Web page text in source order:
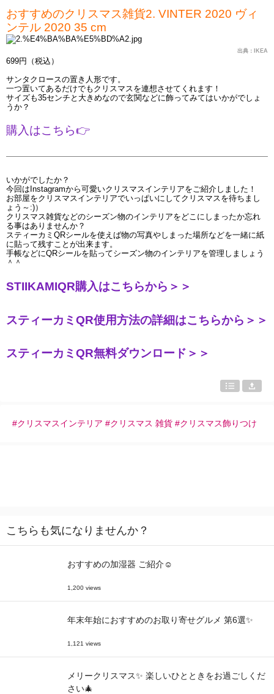
おすすめのクリスマス雑貨2. VINTER 2020 ヴィ
ンテル 2020 35 cm
出典：IKEA
699円（税込）
サンタクロースの置き人形です。
一つ置いてあるだけでもクリスマスを連想させてくれます！
サイズも35センチと大きめなので玄関などに飾ってみてはいかがでしょ
うか？
購入はこちら👉
いかがでしたか？
今回はInstagramから可愛いクリスマスインテリアをご紹介しました！
お部屋をクリスマスインテリアでいっぱいにしてクリスマスを待ちまし
ょう～:)）
クリスマス雑貨などのシーズン物のインテリアをどこにしまったか忘れ
る事はありませんか？
スティーカミQRシールを使えば物の写真やしまった場所などを一緒に紙
に貼って残すことが出来ます。
手帳などにQRシールを貼ってシーズン物のインテリアを管理しましょう
＾＾
STIIKAMIQR購入はこちらから＞＞
スティーカミQR使用方法の詳細はこちらから＞＞
スティーカミQR無料ダウンロード＞＞
#クリスマスインテリア #クリスマス 雑貨 #クリスマス飾りつけ
こちらも気になりませんか？
おすすめの加湿器 ご紹介☺
1,200 views
年末年始におすすめのお取り寄せグルメ 第6選✨
1,121 views
メリークリスマス✨ 楽しいひとときをお過ごしくだ
さい🎄